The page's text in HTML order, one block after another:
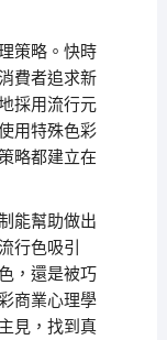
策略。快時
費者追求新
採用流行元
用特殊色彩
略都建立在
能幫助做出
行色吸引
，還是被巧
商業心理學
見，找到真